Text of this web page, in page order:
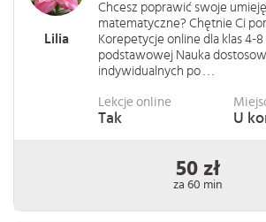
Lilia
Chcesz poprawić swoje
matematyczne? Chętnie Ci
Korepetycje online dla klas 4-8
podstawowej Nauka
indywidualnych po . . .
Lekcje online
Tak U
50 zł
za 60 min